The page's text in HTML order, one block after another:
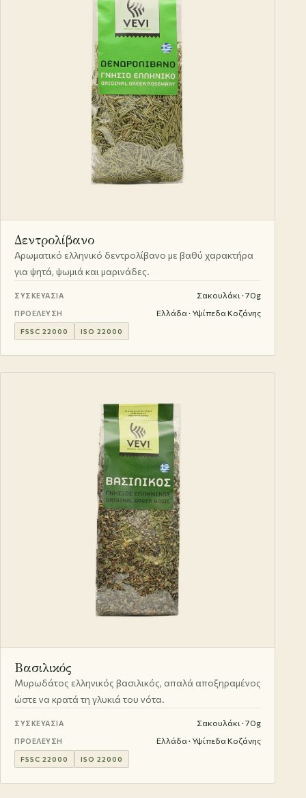
Δεντρολίβανο
Αρωματικό ελληνικό δεντρολίβανο με βαθύ χαρακτήρα
για ψητά, ψωμιά και μαρινάδες.
ΣΥΣΚΕΥΑΣΊΑ Σακουλάκι · 70g
ΠΡΟΈΛΕΥΣΗ Ελλάδα · Υψίπεδα Κοζάνης
FSSC 22000 ISO 22000
Βασιλικός
Μυρωδάτος ελληνικός βασιλικός, απαλά αποξηραμένος
ώστε να κρατά τη γλυκιά του νότα.
ΣΥΣΚΕΥΑΣΊΑ Σακουλάκι · 70g
ΠΡΟΈΛΕΥΣΗ Ελλάδα · Υψίπεδα Κοζάνης
FSSC 22000 ISO 22000